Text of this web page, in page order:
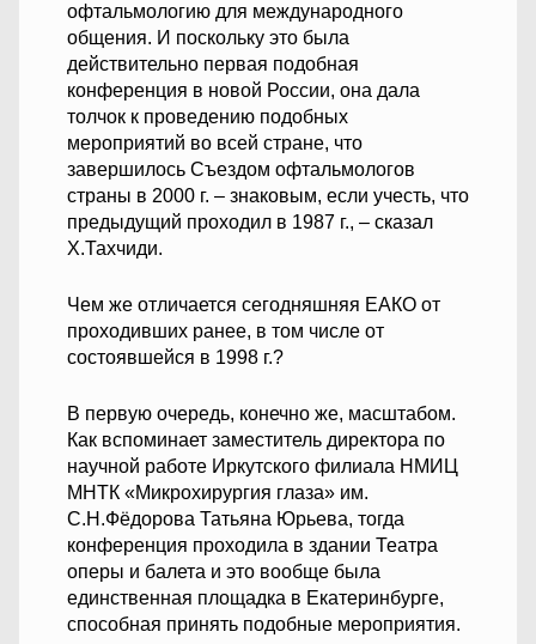
офтальмологию для международного
общения. И поскольку это была
действительно первая подобная
конференция в новой России, она дала
толчок к проведению подобных
мероприятий во всей стране, что
завершилось Съездом офтальмологов
страны в 2000 г. – знаковым, если учесть, что
предыдущий проходил в 1987 г., – сказал
Х.Тахчиди.
Чем же отличается сегодняшняя ЕАКО от
проходивших ранее, в том числе от
состоявшейся в 1998 г.?
В первую очередь, конечно же, масштабом.
Как вспоминает заместитель директора по
научной работе Иркутского филиала НМИЦ
МНТК «Микрохирургия глаза» им.
С.Н.Фёдорова Татьяна Юрьева, тогда
конференция проходила в здании Театра
оперы и балета и это вообще была
единственная площадка в Екатеринбурге,
способная принять подобные мероприятия.